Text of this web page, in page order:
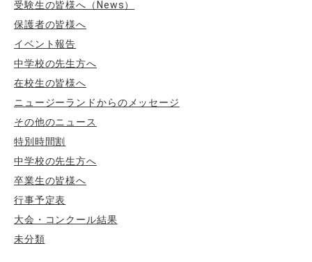
受験生の皆様へ（News）
保護者の皆様へ
イベント報告
中学校の先生方へ
在校生の皆様へ
ニュージーランドからのメッセージ
その他のニュース
特別時間割
中学校の先生方へ
卒業生の皆様へ
行事予定表
大会・コンクール結果
未分類